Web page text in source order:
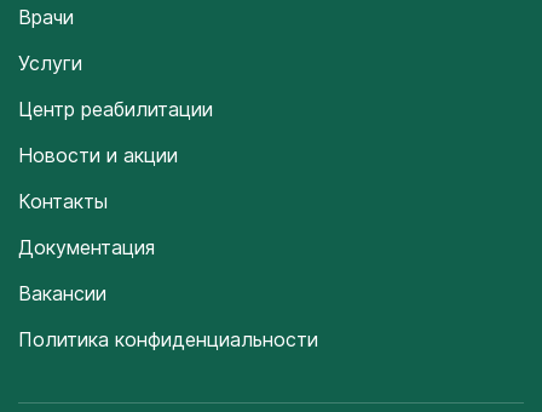
Врачи
Услуги
Центр реабилитации
Новости и акции
Контакты
Документация
Вакансии
Политика конфиденциальности